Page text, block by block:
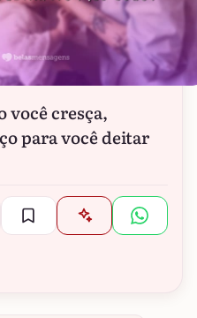
você cresça,
para você deitar